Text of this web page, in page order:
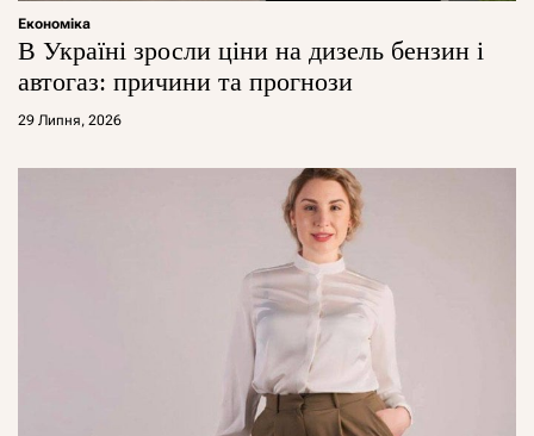
Економіка
В Україні зросли ціни на дизель бензин і
автогаз: причини та прогнози
29 Липня, 2026